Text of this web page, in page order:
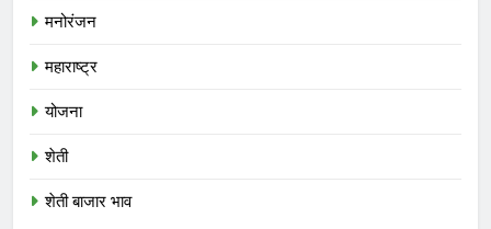
मनोरंजन
महाराष्ट्र
योजना
शेती
शेती बाजार भाव